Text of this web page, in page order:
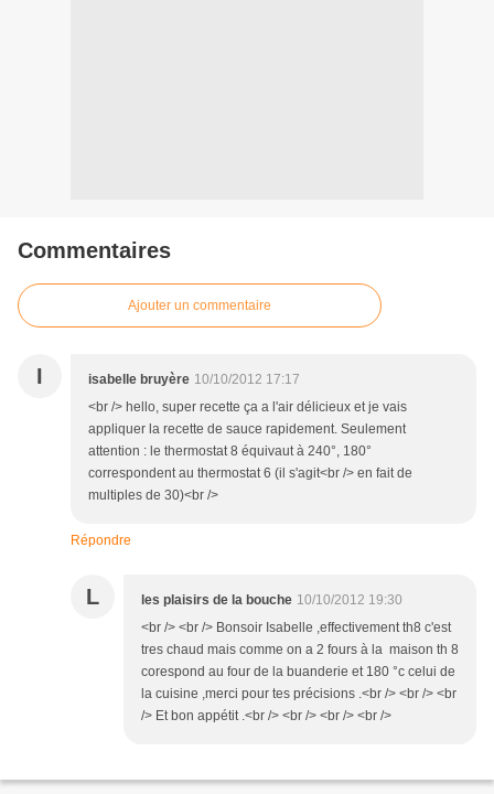
Commentaires
Ajouter un commentaire
I isabelle bruyère 10/10/2012 17:17
<br /> hello, super recette ça a l'air délicieux et je vais
appliquer la recette de sauce rapidement. Seulement
attention : le thermostat 8 équivaut à 240°, 180°
correspondent au thermostat 6 (il s'agit<br /> en fait de
multiples de 30)<br />
Répondre
L les plaisirs de la bouche 10/10/2012 19:30
<br /> <br /> Bonsoir Isabelle ,effectivement th8 c'est
tres chaud mais comme on a 2 fours à la maison th 8
corespond au four de la buanderie et 180 °c celui de
la cuisine ,merci pour tes précisions .<br /> <br /> <br
/> Et bon appétit .<br /> <br /> <br /> <br />